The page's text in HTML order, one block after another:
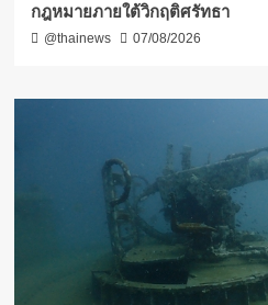
กฎหมายภายใต้วิกฤติศรัทธา
@thainews 07/08/2026